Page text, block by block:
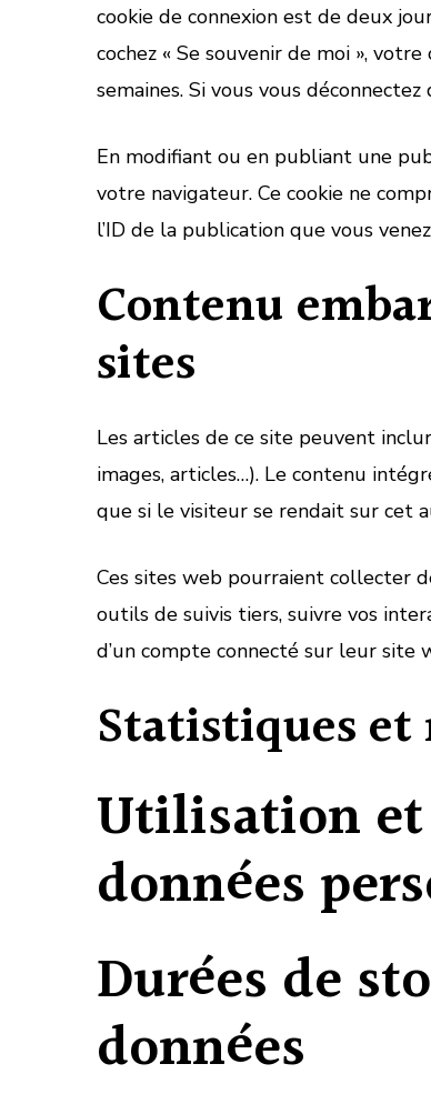
cookie de connexion est de deux
cochez « Se souvenir de moi »,
semaines. Si vous vous
En modifiant ou en publiant une
votre navigateur. Ce cookie ne
l’ID de la publication que vous
Contenu
sites
Les articles de ce site peuvent
images, articles…). Le contenu
que si le visiteur se rendait sur cet
Ces sites web pourraient collecter
outils de suivis tiers, suivre vos
d’un compte connecté sur leur site
Statistiques et
Utilisation
données
Durées de
données